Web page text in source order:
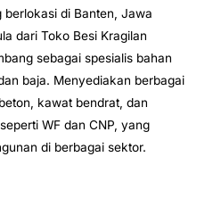
di Banten, Jawa
dari Toko Besi Kragilan
sebagai spesialis bahan
baja. Menyediakan berbagai
kawat bendrat, dan
WF dan CNP, yang
di berbagai sektor.